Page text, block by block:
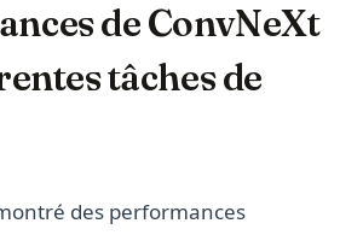
de ConvNeXt
tâches de
des performances